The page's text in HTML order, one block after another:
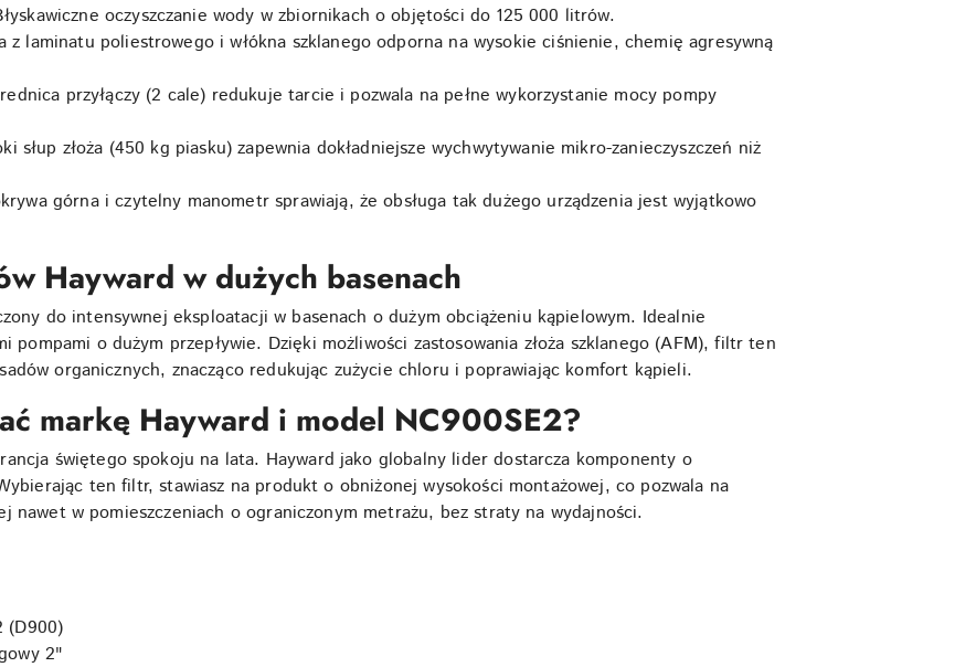
oczyszczanie wody w zbiornikach o objętości do 125 000 litrów.
z laminatu poliestrowego i włókna szklanego odporna na wysokie ciśnienie, chemię agresywną
przyłączy (2 cale) redukuje tarcie i pozwala na pełne wykorzystanie mocy pompy
słup złoża (450 kg piasku) zapewnia dokładniejsze wychwytywanie mikro-zanieczyszczeń niż
górna i czytelny manometr sprawiają, że obsługa tak dużego urządzenia jest wyjątkowo
Hayward w dużych basenach
do intensywnej eksploatacji w basenach o dużym obciążeniu kąpielowym. Idealnie
pompami o dużym przepływie. Dzięki możliwości zastosowania złoża szklanego (AFM), filtr ten
organicznych, znacząco redukując zużycie chloru i poprawiając komfort kąpieli.
markę Hayward i model NC900SE2?
świętego spokoju na lata. Hayward jako globalny lider dostarcza komponenty o
ten filtr, stawiasz na produkt o obniżonej wysokości montażowej, co pozwala na
w pomieszczeniach o ograniczonym metrażu, bez straty na wydajności.
(D900)
2"